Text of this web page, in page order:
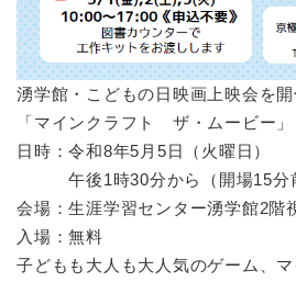
湧学館・こどもの日映画上映会を開
「マインクラフト ザ・ムービー」
日時：令和8年5月5日（火曜日）
午後1時30分から（開場15分
会場：生涯学習センター湧学館2階
入場：無料
子どもも大人も大人気のゲーム、